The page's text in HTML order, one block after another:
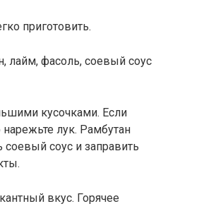
приготовить.
лайм, фасоль, соевый соус
кусочками. Если
лук. Рамбутан
соус и заправить
вкус. Горячее